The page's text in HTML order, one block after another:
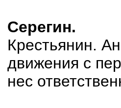
Серегин.
Крестьянин.
движения с
нес